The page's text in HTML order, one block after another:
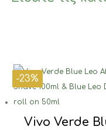
-23%
Vivo Verde
-26%
-30%
-23%